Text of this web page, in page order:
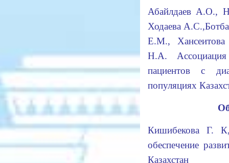
Абайлдаев А.О.,
Ходаева
Е.М.,
Н.А.
пациентов с
популяциях
Кишибекова Г.
обеспечение
Казахстан